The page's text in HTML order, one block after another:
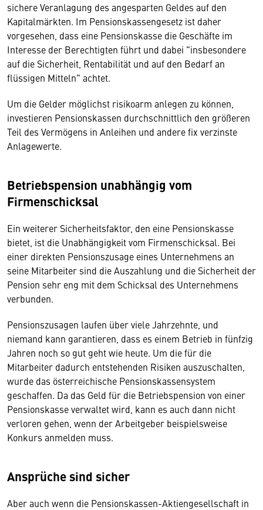
sichere Veranlagung des angesparten Geldes auf den
Kapitalmärkten. Im Pensionskassengesetz ist daher
vorgesehen, dass eine Pensionskasse die Geschäfte im
Interesse der Berechtigten führt und dabei "insbesondere
auf die Sicherheit, Rentabilität und auf den Bedarf an
flüssigen Mitteln" achtet.
Um die Gelder möglichst risikoarm anlegen zu können,
investieren Pensionskassen durchschnittlich den größeren
Teil des Vermögens in Anleihen und andere fix verzinste
Anlagewerte.
Betriebspension unabhängig vom
Firmenschicksal
Ein weiterer Sicherheitsfaktor, den eine Pensionskasse
bietet, ist die Unabhängigkeit vom Firmenschicksal. Bei
einer direkten Pensionszusage eines Unternehmens an
seine Mitarbeiter sind die Auszahlung und die Sicherheit der
Pension sehr eng mit dem Schicksal des Unternehmens
verbunden.
Pensionszusagen laufen über viele Jahrzehnte, und
niemand kann garantieren, dass es einem Betrieb in fünfzig
Jahren noch so gut geht wie heute. Um die für die
Mitarbeiter dadurch entstehenden Risiken auszuschalten,
wurde das österreichische Pensionskassensystem
geschaffen. Da das Geld für die Betriebspension von einer
Pensionskasse verwaltet wird, kann es auch dann nicht
verloren gehen, wenn der Arbeitgeber beispielsweise
Konkurs anmelden muss.
Ansprüche sind sicher
Aber auch wenn die Pensionskassen-Aktiengesellschaft in